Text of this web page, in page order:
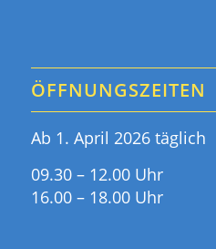
ÖFFNUNGSZEITEN
Ab 1. April 2026 täglich
09.30 – 12.00 Uhr
16.00 – 18.00 Uhr